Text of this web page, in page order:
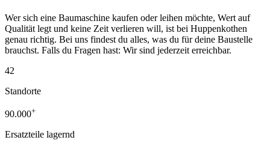
Wer sich eine Baumaschine kaufen oder leihen möchte, Wert auf
Qualität legt und keine Zeit verlieren will, ist bei Huppenkothen
genau richtig. Bei uns findest du alles, was du für deine Baustelle
brauchst. Falls du Fragen hast: Wir sind jederzeit erreichbar.
42
Standorte
90.000+
Ersatzteile lagernd